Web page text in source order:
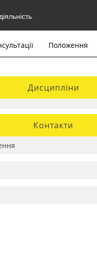
Положення
Дисципліни
Контакти